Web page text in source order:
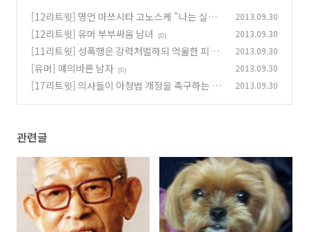
[12리트윗] 명언 마쓰시타 고노스케 "나는 실패
한 적이 없다" (0)
2013.09.30
[12리트윗] 유머 부부싸움 남녀 (0) 2013.09.30
[11리트윗] 성폭행은 강력처벌하되 억울한 피해
자 나오지 않게
(0)
2013.09.30
[유머] 예의바른 남자 (0) 2013.09.30
[17리트윗] 의사들이 아청법 개정을 촉구하는 이
2013.09.30
관련글